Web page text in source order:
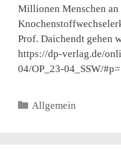
Millionen Menschen an
Prof. Daichendt gehen
https://dp-verlag.de/
04/OP_23-04_SSW/
Kategorien
Allgemein